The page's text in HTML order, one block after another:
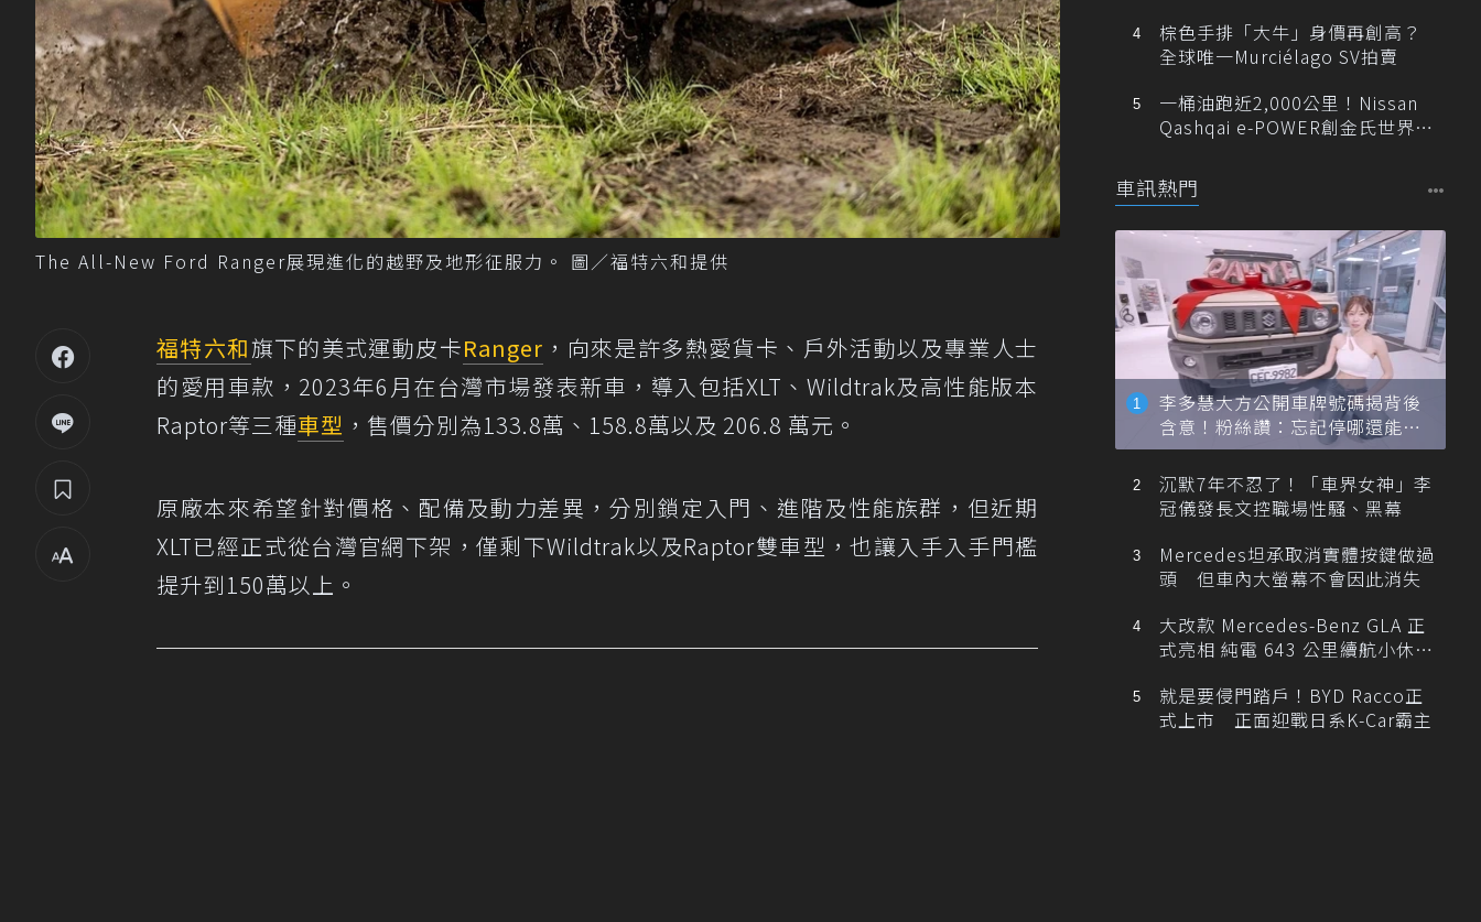
The All-New Ford Ranger展現進化的越野及地形征服力。 圖／福特六和提供
福特六和旗下的美式運動皮卡Ranger ，向來是許多熱愛貨卡、戶外活動以及專業人士
的愛用車款，2023年6月在台灣市場發表新車，導入包括XLT、Wildtrak及高性能版本
Raptor等三種車型 ，售價分別為133.8萬、158.8萬以及 206.8 萬元。
原廠本來希望針對價格、配備及動力差異，分別鎖定入門、進階及性能族群，但近期
XLT已經正式從台灣官網下架，僅剩下Wildtrak以及Raptor雙車型，也讓入手入手門檻
提升到150萬以上。
棕色手排「大牛」身價再創高？
全球唯一Murciélago SV拍賣
一桶油跑近2,000公里！Nissan
Qashqai e-POWER創金氏世界紀
車訊熱門
李多慧大方公開車牌號碼揭背後
含意！粉絲讚：忘記停哪還能幫
忙找車
沉默7年不忍了！「車界女神」李
冠儀發長文控職場性騷、黑幕
Mercedes坦承取消實體按鍵做過
頭 但車內大螢幕不會因此消失
大改款 Mercedes-Benz GLA 正
式亮相 純電 643 公里續航小休
就是要侵門踏戶！BYD Racco正
式上市 正面迎戰日系K-Car霸主